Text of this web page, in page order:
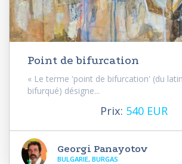
Point de bifurcation
« Le terme 'point de bifurcation' (du
bifurqué) désigne...
Prix: 540 EUR
Georgi Panayotov
BULGARIE, BURGAS